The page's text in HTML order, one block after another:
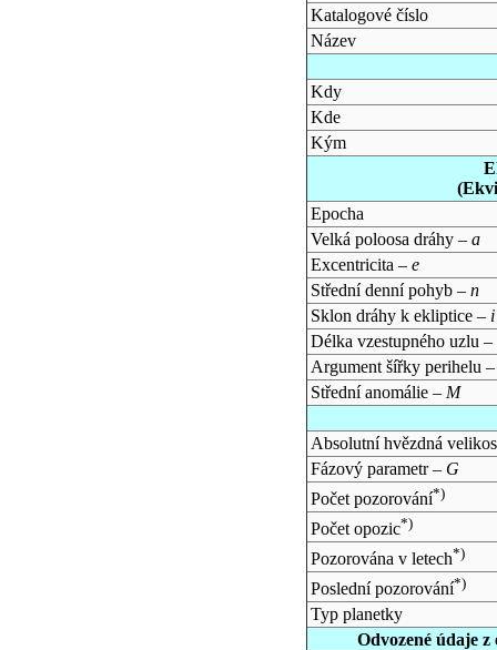
Katalogové číslo
Název
Kdy
Kde
Kým
Epocha
Velká poloosa dráhy – a
Excentricita – e
Střední denní pohyb – n
Sklon dráhy k ekliptice – i
Délka vzestupného uzlu –
Argument šířky perihelu
Střední anomálie – M
Absolutní hvězdná
Fázový parametr – G
Počet pozorování*)
Počet opozic*)
Pozorována v letech*)
Poslední pozorování*)
Typ planetky
Odvozené údaje